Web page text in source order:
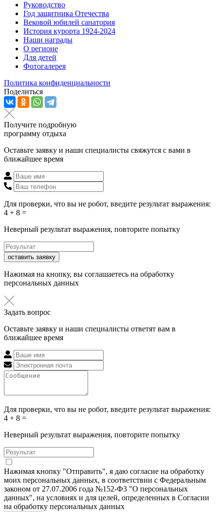
Руководство
Год защитника Отечества
Вековой юбилей санатория
История курорта 1924-2024
Наши награды
О регионе
Для детей
Фотогалерея
Политика конфиденциальности
Поделиться
Получите подробную
программу отдыха
Оставьте заявку и наши специалисты свяжутся с вами в
ближайшее время
Для проверки, что вы не робот, введите результат выражения:
4 + 8 =
Неверный результат выражения, повторите попытку
оставить заявку
Нажимая на кнопку, вы соглашаетесь на обработку
персональных данных
Задать вопрос
Оставьте заявку и наши специалисты ответят вам в
ближайшее время
Для проверки, что вы не робот, введите результат выражения:
4 + 8 =
Неверный результат выражения, повторите попытку
Нажимая кнопку "Отправить", я даю согласие на обработку
моих персональных данных, в соответствии с Федеральным
законом от 27.07.2006 года №152-Ф3 "О персональных
данных", на условиях и для целей, определенных в Согласии
на обработку персональных данных